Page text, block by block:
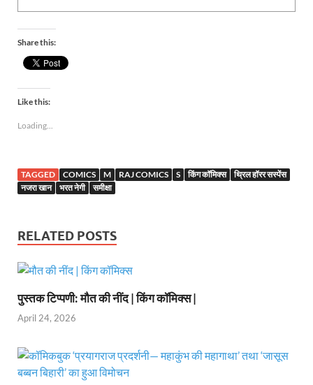
Share this:
Like this:
Loading...
TAGGED COMICS M RAJ COMICS S किंग कॉमिक्स
थ्रिल हॉरर सस्पेंस
नजरा खान
भरत नेगी समीक्षा
RELATED POSTS
पुस्तक टिप्पणी: मौत की नींद | किंग कॉमिक्स |
April 24, 2026